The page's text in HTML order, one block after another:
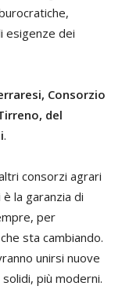
esigenze dei
Consorzio
del
.
consorzi agrari
la garanzia di
per
sta cambiando.
unirsi nuove
più moderni.